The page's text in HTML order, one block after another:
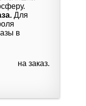
Для
в
на заказ.